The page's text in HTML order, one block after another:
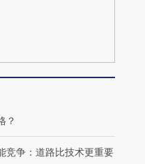
？
竞争：道路比技术更重要